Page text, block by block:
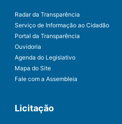
Radar da Transparência
Serviço de Informação ao Cidadão
Portal da Transparência
Ouvidoria
Agenda do Legislativo
Mapa do Site
Fale com a Assembleia
Licitação